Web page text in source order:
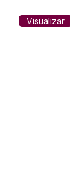
Visualizar